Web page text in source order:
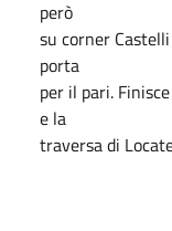
però
su corner
porta
per il pari.
e la
traversa di